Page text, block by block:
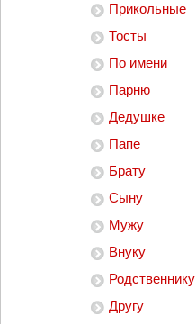
Прикольные
Тосты
По имени
Парню
Дедушке
Папе
Брату
Сыну
Мужу
Внуку
Родственнику
Другу